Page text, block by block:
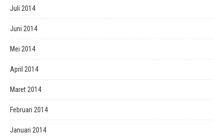
Juli 2014
Juni 2014
Mei 2014
April 2014
Maret 2014
Februari 2014
Januari 2014